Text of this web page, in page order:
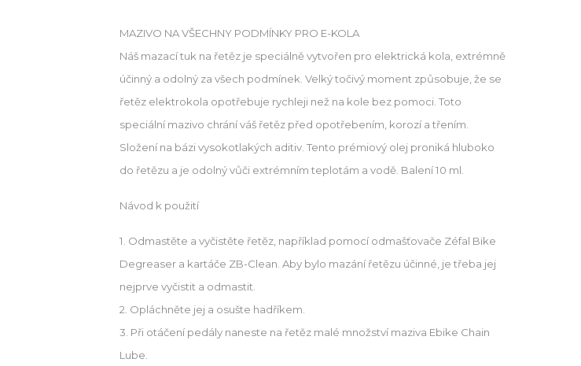
MAZIVO NA VŠECHNY PODMÍNKY PRO E-KOLA
Náš mazací tuk na řetěz je speciálně vytvořen pro elektrická kola, extrémně
účinný a odolný za všech podmínek. Velký točivý moment způsobuje, že se
řetěz elektrokola opotřebuje rychleji než na kole bez pomoci. Toto
speciální mazivo chrání váš řetěz před opotřebením, korozí a třením.
Složení na bázi vysokotlakých aditiv. Tento prémiový olej proniká hluboko
do řetězu a je odolný vůči extrémním teplotám a vodě. Balení 10 ml.
Návod k použití
1. Odmastěte a vyčistěte řetěz, například pomocí odmašťovače Zéfal Bike
Degreaser a kartáče ZB-Clean. Aby bylo mazání řetězu účinné, je třeba jej
nejprve vyčistit a odmastit.
2. Opláchněte jej a osušte hadříkem.
3. Při otáčení pedály naneste na řetěz malé množství maziva Ebike Chain
Lube.